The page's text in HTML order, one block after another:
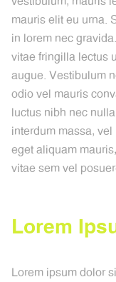
mauris elit eu urna.
in lorem nec
vitae fringilla lectus
augue. Vestibulum
odio vel mauris
luctus nibh nec
interdum massa,
eget aliquam
vitae sem vel
Lorem ps
Lorem ipsum dolor